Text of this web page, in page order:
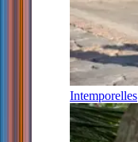
Intemporelles